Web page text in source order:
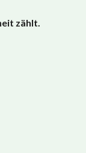
zählt.